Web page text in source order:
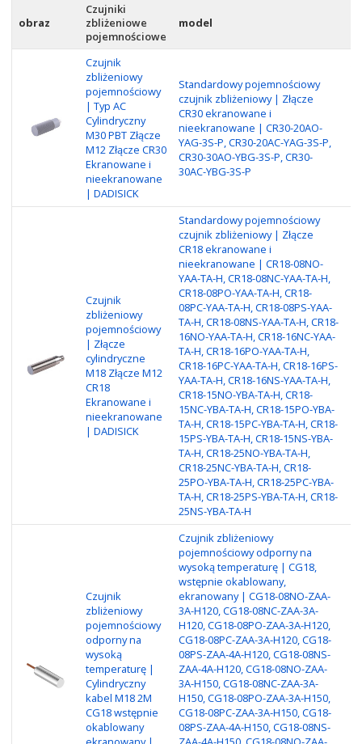
obraz
Czujniki
zbliżeniowe
pojemnościowe
model
Czujnik
zbliżeniowy
pojemnościowy
| Typ AC
Cylindryczny
M30 PBT Złącze
M12 Złącze CR30
Ekranowane i
nieekranowane
| DADISICK
Standardowy pojemnościowy
czujnik zbliżeniowy | Złącze
CR30 ekranowane i
nieekranowane | CR30-20AO-
YAG-3S-P, CR30-20AC-YAG-3S-P,
CR30-30AO-YBG-3S-P, CR30-
30AC-YBG-3S-P
Czujnik
zbliżeniowy
pojemnościowy
| Złącze
cylindryczne
M18 Złącze M12
CR18
Ekranowane i
nieekranowane
| DADISICK
Standardowy pojemnościowy
czujnik zbliżeniowy | Złącze
CR18 ekranowane i
nieekranowane | CR18-08NO-
YAA-TA-H, CR18-08NC-YAA-TA-H,
CR18-08PO-YAA-TA-H, CR18-
08PC-YAA-TA-H, CR18-08PS-YAA-
TA-H, CR18-08NS-YAA-TA-H, CR18-
16NO-YAA-TA-H, CR18-16NC-YAA-
TA-H, CR18-16PO-YAA-TA-H,
CR18-16PC-YAA-TA-H, CR18-16PS-
YAA-TA-H, CR18-16NS-YAA-TA-H,
CR18-15NO-YBA-TA-H, CR18-
15NC-YBA-TA-H, CR18-15PO-YBA-
TA-H, CR18-15PC-YBA-TA-H, CR18-
15PS-YBA-TA-H, CR18-15NS-YBA-
TA-H, CR18-25NO-YBA-TA-H,
CR18-25NC-YBA-TA-H, CR18-
25PO-YBA-TA-H, CR18-25PC-YBA-
TA-H, CR18-25PS-YBA-TA-H, CR18-
25NS-YBA-TA-H
Czujnik
zbliżeniowy
pojemnościowy
odporny na
wysoką
temperaturę |
Cylindryczny
kabel M18 2M
CG18 wstępnie
okablowany
Czujnik zbliżeniowy
pojemnościowy odporny na
wysoką temperaturę | CG18,
wstępnie okablowany,
ekranowany | CG18-08NO-ZAA-
3A-H120, CG18-08NC-ZAA-3A-
H120, CG18-08PO-ZAA-3A-H120,
CG18-08PC-ZAA-3A-H120, CG18-
08PS-ZAA-4A-H120, CG18-08NS-
ZAA-4A-H120, CG18-08NO-ZAA-
3A-H150, CG18-08NC-ZAA-3A-
H150, CG18-08PO-ZAA-3A-H150,
CG18-08PC-ZAA-3A-H150, CG18-
08PS-ZAA-4A-H150, CG18-08NS-